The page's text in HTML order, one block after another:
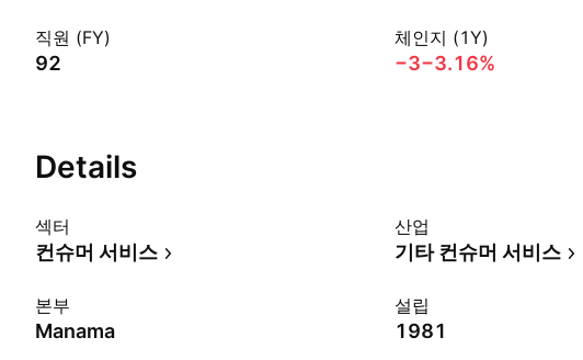
직원 (FY)
92
체인지 (1Y)
−3−3.16%
Details
섹터
컨슈머 서비스
산업
기타 컨슈머 서비스
본부
Manama
설립
1981